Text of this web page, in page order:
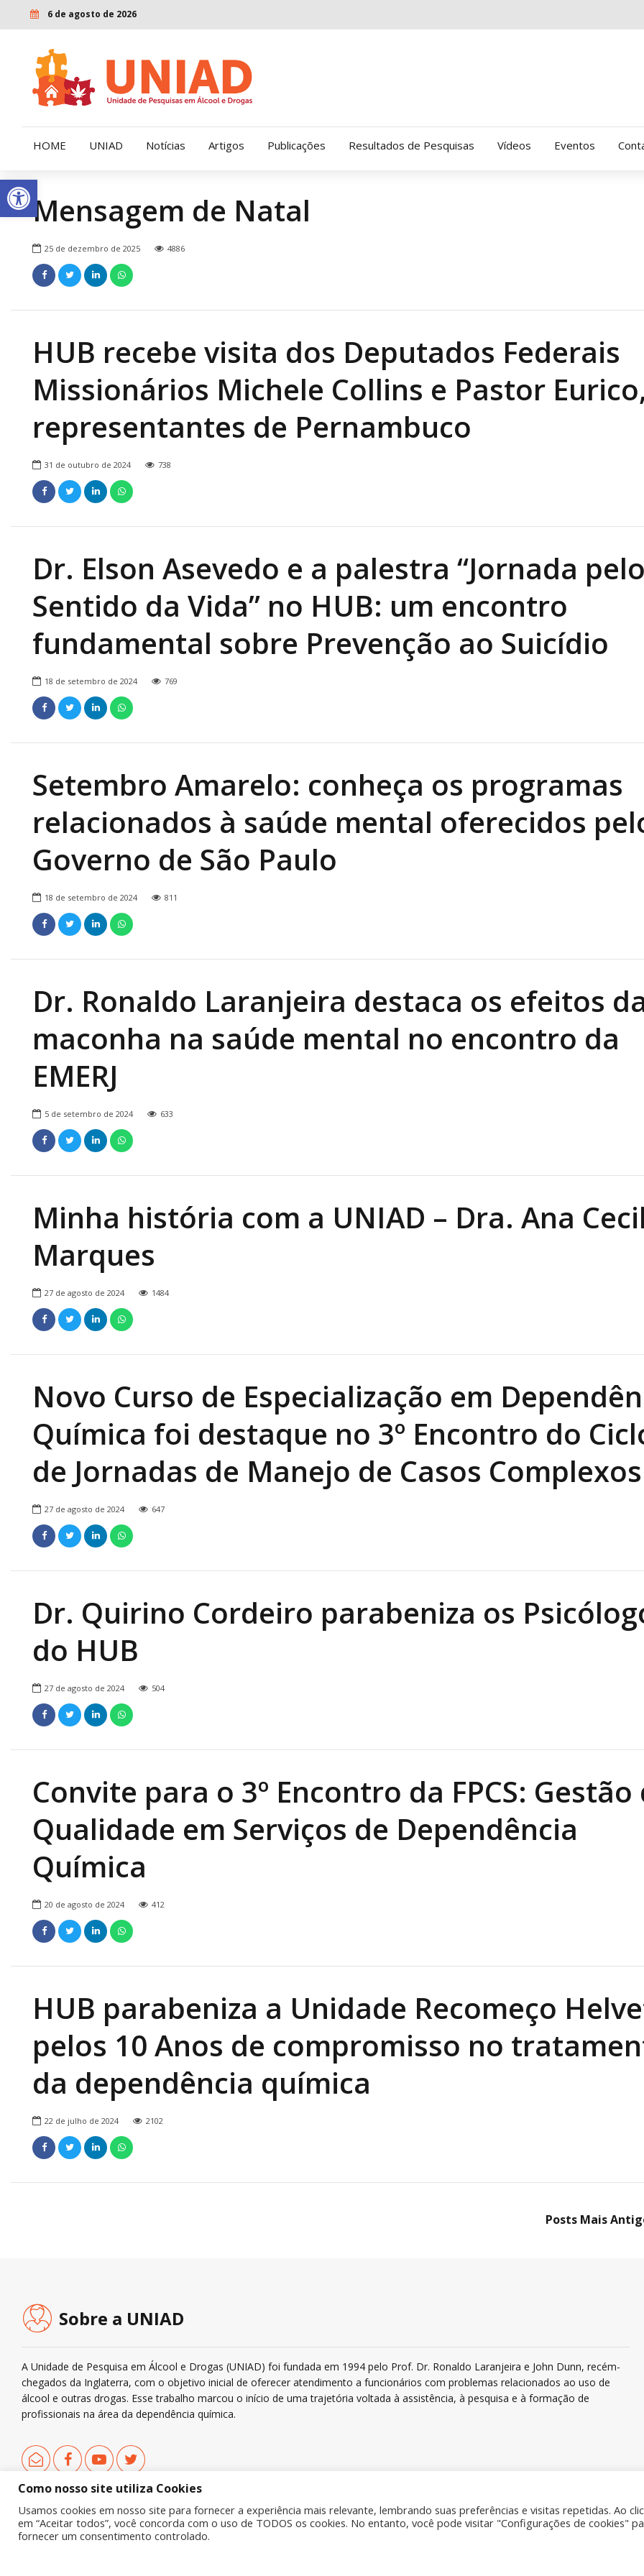
Open toolbar
6 de agosto de 2026
HOME UNIAD
Quem Somos
Nossa Missão e Valores
Onde Procurar Ajuda?
Ronaldo Laranjeira recebe prêmio ISAJE
Griffith Edwards
LENAD
AME – Psiquiatria Dra Jandira
Notícias Artigos Publicações Resultados de Pesquisas Vídeos Eventos
Mensagem de Natal
25 de dezembro de 2025 4886
HUB recebe visita dos Deputados Federais
Missionários Michele Collins e Pastor
representantes de Pernambuco
31 de outubro de 2024 738
Dr. Elson Asevedo e a palestra “Jornada
Sentido da Vida” no HUB: um encontro
fundamental sobre Prevenção ao Suicídio
18 de setembro de 2024 769
Setembro Amarelo: conheça os programas
relacionados à saúde mental oferecidos
Governo de São Paulo
18 de setembro de 2024 811
Dr. Ronaldo Laranjeira destaca os efeitos
maconha na saúde mental no encontro da
EMERJ
5 de setembro de 2024 633
Minha história com a UNIAD – Dra. Ana
Marques
27 de agosto de 2024 1484
Novo Curso de Especialização em
Química foi destaque no 3º Encontro do
de Jornadas de Manejo de Casos Complexos
27 de agosto de 2024 647
Dr. Quirino Cordeiro parabeniza os
do HUB
27 de agosto de 2024 504
Convite para o 3º Encontro da FPCS: Gestão
Qualidade em Serviços de Dependência
Química
20 de agosto de 2024 412
HUB parabeniza a Unidade Recomeço
pelos 10 Anos de compromisso no
da dependência química
22 de julho de 2024 2102
Posts Mais
Sobre a UNIAD
A Unidade de Pesquisa em Álcool e Drogas (UNIAD) foi fundada em 1994 pelo Prof. Dr. Ronaldo Laranjeira e John Dunn, recém-
chegados da Inglaterra, com o objetivo inicial de oferecer atendimento a funcionários com problemas relacionados ao uso de
álcool e outras drogas. Esse trabalho marcou o início de uma trajetória voltada à assistência, à pesquisa e à formação de
profissionais na área da dependência química.
Copyright © 2019 UNIAD – Unidade de Pesquisa em Álcool e Drogas Quem
Como nosso site utiliza Cookies
Usamos cookies em nosso site para fornecer a experiência mais relevante, lembrando suas preferências e visitas repetidas. Ao
em “Aceitar todos”, você concorda com o uso de TODOS os cookies. No entanto, você pode visitar "Configurações de cookies"
fornecer um consentimento controlado.